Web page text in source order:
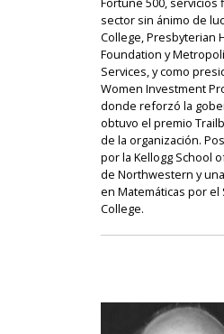
sector sin ánimo de
College, Presbyterian
Foundation y
Services, y como
Women Investment
donde reforzó la
obtuvo el premio
de la organización.
por la Kellogg School
de Northwestern y
en Matemáticas por el
College.